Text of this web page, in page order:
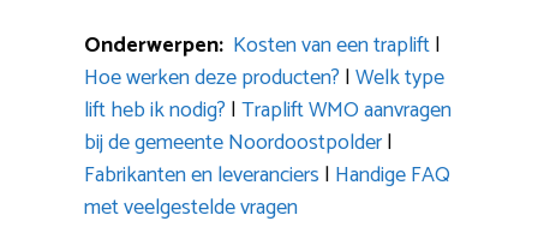
Onderwerpen: Kosten van een traplift|
Hoe werken deze producten? |Welk type
lift heb ik nodig? |Traplift WMO aanvragen
bij de gemeente Noordoostpolder|
Fabrikanten en leveranciers | Handige FAQ
met veelgestelde vragen